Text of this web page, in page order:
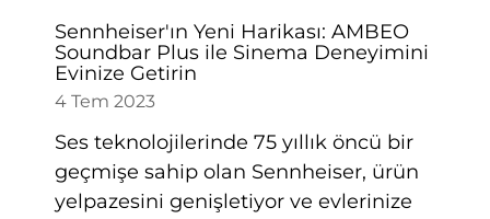
Sennheiser'ın Yeni Harikası: AMBEO
Soundbar Plus ile Sinema Deneyimini
Evinize Getirin
4 Tem 2023
Ses teknolojilerinde 75 yıllık öncü bir
geçmişe sahip olan Sennheiser, ürün
yelpazesini genişletiyor ve evlerinize